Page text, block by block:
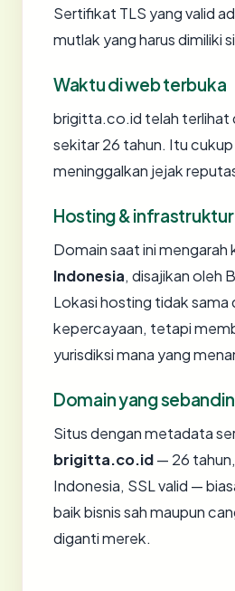
Sertifikat TLS yang valid
mutlak yang harus dimiliki
Waktu di web terbuka
brigitta.co.id telah terlihat
sekitar 26 tahun. Itu
meninggalkan jejak
Hosting & infrastruktur
Domain saat ini mengarah
Indonesia, disajikan oleh
Lokasi hosting tidak sama
kepercayaan, tetapi
yurisdiksi mana yang
Domain yang
Situs dengan metadata
brigitta.co.id— 26
Indonesia, SSL valid —
baik bisnis sah maupun
diganti merek.